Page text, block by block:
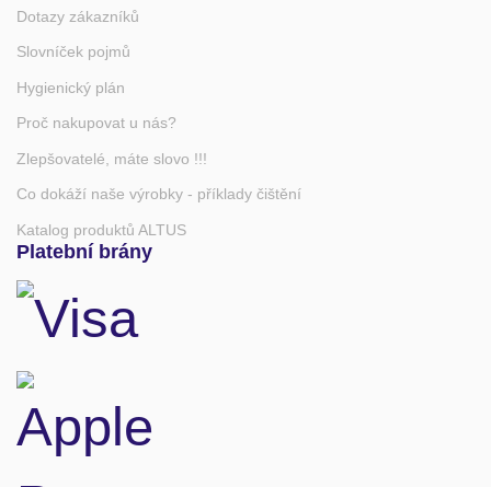
Dotazy zákazníků
Slovníček pojmů
Hygienický plán
Proč nakupovat u nás?
Zlepšovatelé, máte slovo !!!
Co dokáží naše výrobky - příklady čištění
Katalog produktů ALTUS
Platební brány